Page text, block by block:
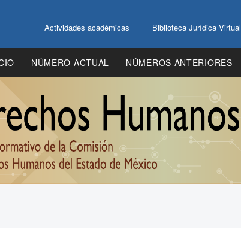
Actividades académicas Biblioteca Jurídica Virtual
NÚMERO ACTUAL NÚMEROS ANTERIORES